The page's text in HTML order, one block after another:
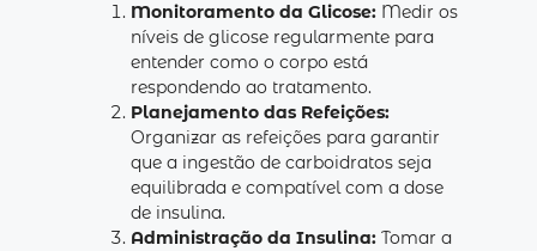
Monitoramento da Glicose:Medir os
níveis de glicose regularmente para
entender como o corpo está
respondendo ao tratamento.
Planejamento das Refeições:
Organizar as refeições para garantir
que a ingestão de carboidratos seja
equilibrada e compatível com a dose
de insulina.
Administração da Insulina:Tomar a